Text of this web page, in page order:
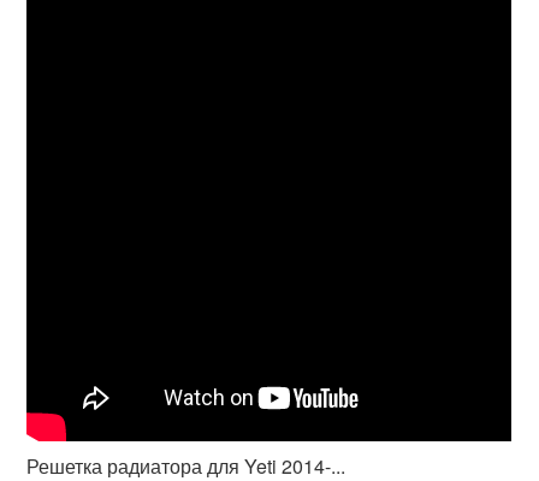
Решетка радиатора для Yeti 2014-...